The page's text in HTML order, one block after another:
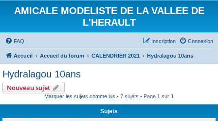
AMICALE MODELISTE DE LA VALLEE DE
L'HERAULT
FAQ Connexion
Inscription
Accueil Accueil du forum CALENDRIER 2021 Hydralagou 10ans
Hydralagou 10ans
Nouveau sujet
Marquer les sujets comme lus • 7 sujets • Page 1 sur 1
Sujets